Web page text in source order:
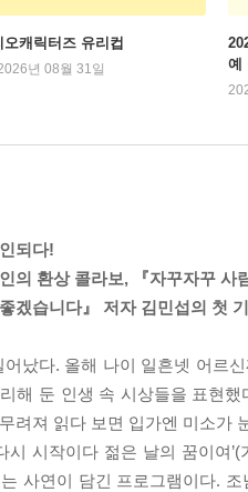
캐릭터즈 유리컵
년 08월 31일
예
되다!
의 환상 콜라보, 『자꾸자꾸 사
겠습니다』 저자 김민섭의 첫
났다. 올해 나이 일흔넷 어르
해 둔 인생 속 시상들을 표현
려져 읽다 보면 입가엔 미소가
시 시작이다 젊은 날의 꿈이여
사연이 담긴 프로그램이다.